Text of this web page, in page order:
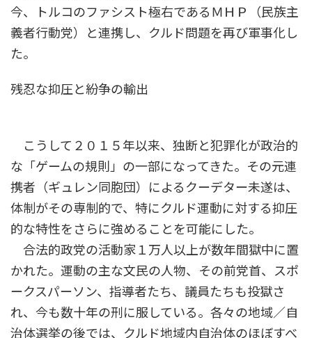
今、トルコのファシスト極右であるＭＨＰ（民族主
義者行動党）と連携し、クルド問題を再び軍事化し
た。
残忍な抑圧と紛争の輸出
こうして２０１５年以来、独断と犯罪化が政治的
な「ゲームの規則」の一部になってきた。その元連
携者（ギュレン同胞団）によるクーデター未遂は、
体制がその専制的で、特にクルド運動に対する抑圧
的な特性をさらに強めることを可能にした。
合法的政党の活動家１万人以上が数年間獄中に置
かれた。運動の主な文民の人物、その前党首、スポ
ークスパーソン、指導者たち、議員たちも投獄さ
れ、今も数十年の刑に服している。各々の地域／自
治体選挙の後では、クルド地域内自治体のほぼすべ